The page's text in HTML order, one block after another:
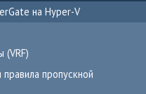
на Hyper-V
(VRF)
пропускной